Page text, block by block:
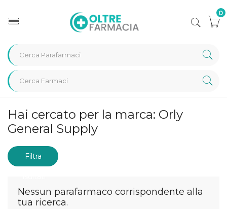
0
Home Marche parafarmaci Orly General Supply
Hai cercato per la marca: Orly
General Supply
Filtra
Nessun parafarmaco corrispondente alla
tua ricerca.